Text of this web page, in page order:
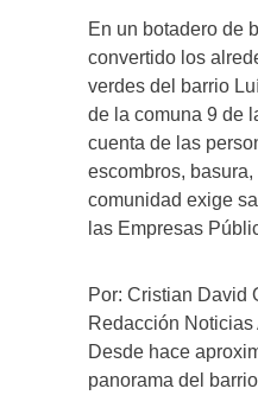
En un botadero de
convertido los
verdes del barrio
de la comuna 9 de
cuenta de las
escombros,
comunidad exige
las Empresas
Por: Cristian David
Redacción Noticias
Desde hace
panorama del